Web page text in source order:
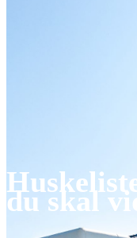
du skal